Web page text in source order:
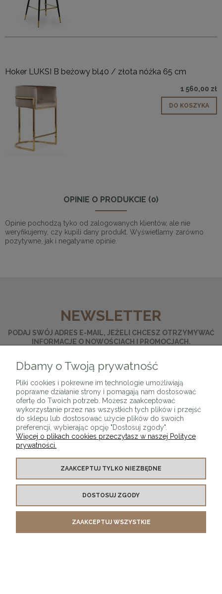
Hoker LUKSI B beżowy bl40 / złota nóżka 65 cm
1 560,00 zł
DO KOSZYKA
OPINIE O PRODUKCIE (0)
Opinie pochodzą tyko od zalogowanych klientów, ale nie
weryfikujemy, czy kupili dany produkt. Wyświetlamy zarówno
pozytywne, jak i negatywne opinie.
NEWSLETTER
PODAJ SWÓJ ADRES E-MAIL, JEŻELI CHCESZ OTRZYMYWAĆ
INFORMACJE O NOWOŚCIACH I PROMOCJACH.
KONTAKT Z NAMI
MOJE KONTO
Dbamy o Twoją prywatność
Pliki cookies i pokrewne im technologie umożliwiają
poprawne działanie strony i pomagają nam dostosować
ofertę do Twoich potrzeb. Możesz zaakceptować
wykorzystanie przez nas wszystkich tych plików i przejść
do sklepu lub dostosować użycie plików do swoich
preferencji, wybierając opcję "Dostosuj zgody".
Więcej o plikach cookies przeczytasz w naszej Polityce
prywatności.
ZAAKCEPTUJ TYLKO NIEZBĘDNE
DOSTOSUJ ZGODY
ZAAKCEPTUJ WSZYSTKIE